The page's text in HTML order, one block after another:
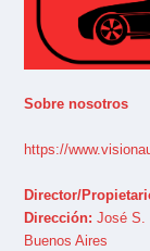
Sobre nosotros
https://
Director/
Dirección: José S.
Buenos Aires